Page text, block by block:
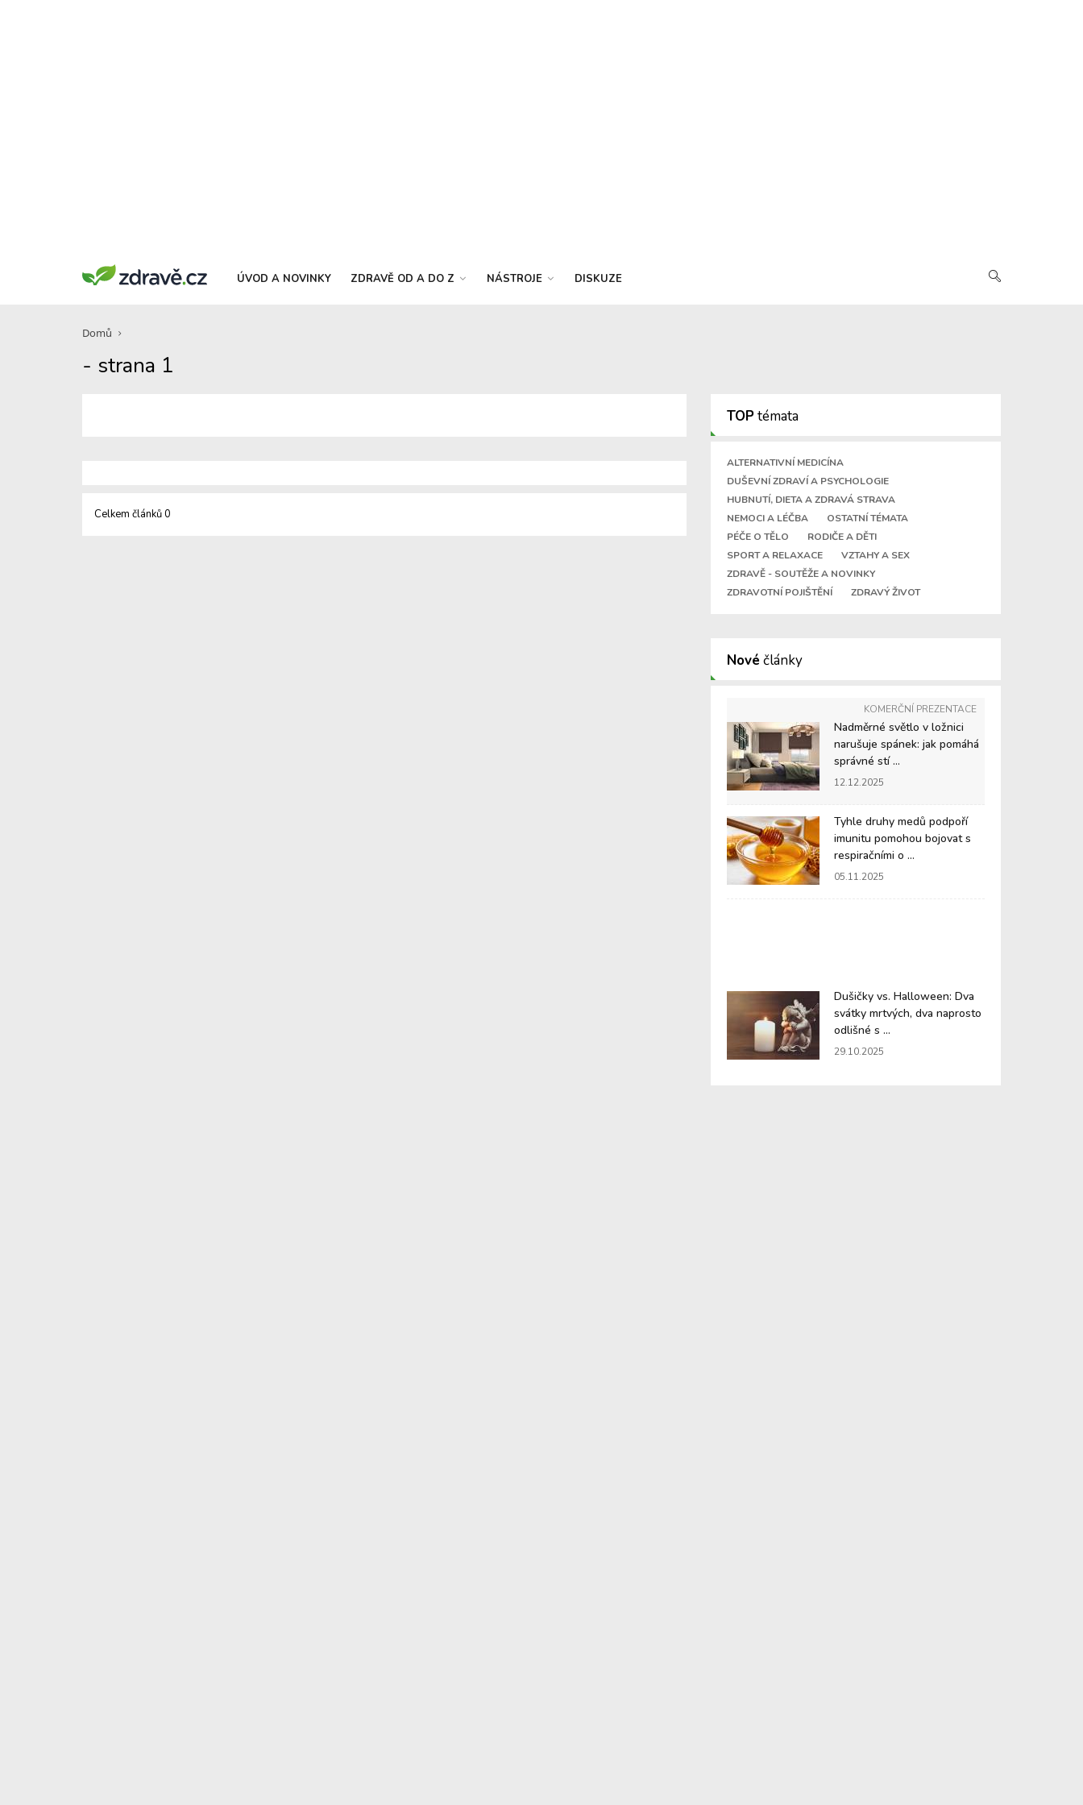
ÚVOD A NOVINKY ZDRAVĚ OD A DO Z NÁSTROJE DISKUZE
Domů
- strana 1
Celkem článků 0
TOPtémata
ALTERNATIVNÍ MEDICÍNA
DUŠEVNÍ ZDRAVÍ A PSYCHOLOGIE
HUBNUTÍ, DIETA A ZDRAVÁ STRAVA
NEMOCI A LÉČBA
OSTATNÍ TÉMATA
PÉČE O TĚLO
RODIČE A DĚTI
SPORT A RELAXACE
VZTAHY A SEX
ZDRAVĚ - SOUTĚŽE A NOVINKY
ZDRAVOTNÍ POJIŠTĚNÍ
ZDRAVÝ ŽIVOT
Nové články
KOMERČNÍ PREZENTACE
Nadměrné světlo v ložnici
narušuje spánek: jak pomáhá
správné stí ...
12.12.2025
Tyhle druhy medů podpoří
imunitu pomohou bojovat s
respiračními o ...
05.11.2025
Dušičky vs. Halloween: Dva
svátky mrtvých, dva naprosto
odlišné s ...
29.10.2025